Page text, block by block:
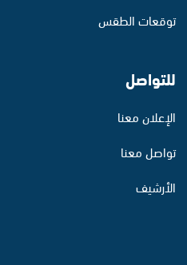
توقعات الطقس
للتواصل
الإعلان معنا
تواصل معنا
الأرشيف